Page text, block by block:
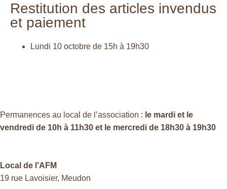
Restitution des articles invendus
et paiement
Lundi 10 octobre de 15h à 19h30
Permanences au local de l’association : le mardi et le
vendredi de 10h à 11h30 et le mercredi de 18h30 à 19h30
Local de l’AFM
19 rue Lavoisier, Meudon